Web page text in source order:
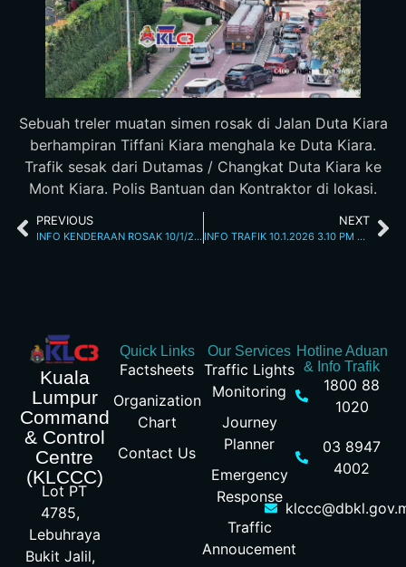
Sebuah treler muatan simen rosak di Jalan Duta Kiara
berhampiran Tiffani Kiara menghala ke Duta Kiara.
Trafik sesak dari Dutamas / Changkat Duta Kiara ke
Mont Kiara. Polis Bantuan dan Kontraktor di lokasi.
PREVIOUS
INFO KENDERAAN ROSAK 10/1/2026 JALAN TUANKU ABDUL HALIM 10 AM
NEXT
INFO TRAFIK 10.1.2026 3.10 PM LEBUHRAYA KL SEREMBAN & LEBUHRAYA BUKIT JALIL
Kuala
Lumpur
Command
& Control
Centre
(KLCCC)
Lot PT
4785,
Lebuhraya
Bukit Jalil,
Quick Links
Factsheets
Organization
Chart
Contact Us
Our Services
Traffic Lights
Monitoring
Journey
Planner
Emergency
Response
Traffic
Annoucement
Hotline Aduan
& Info Trafik
1800 88
1020
03 8947
4002